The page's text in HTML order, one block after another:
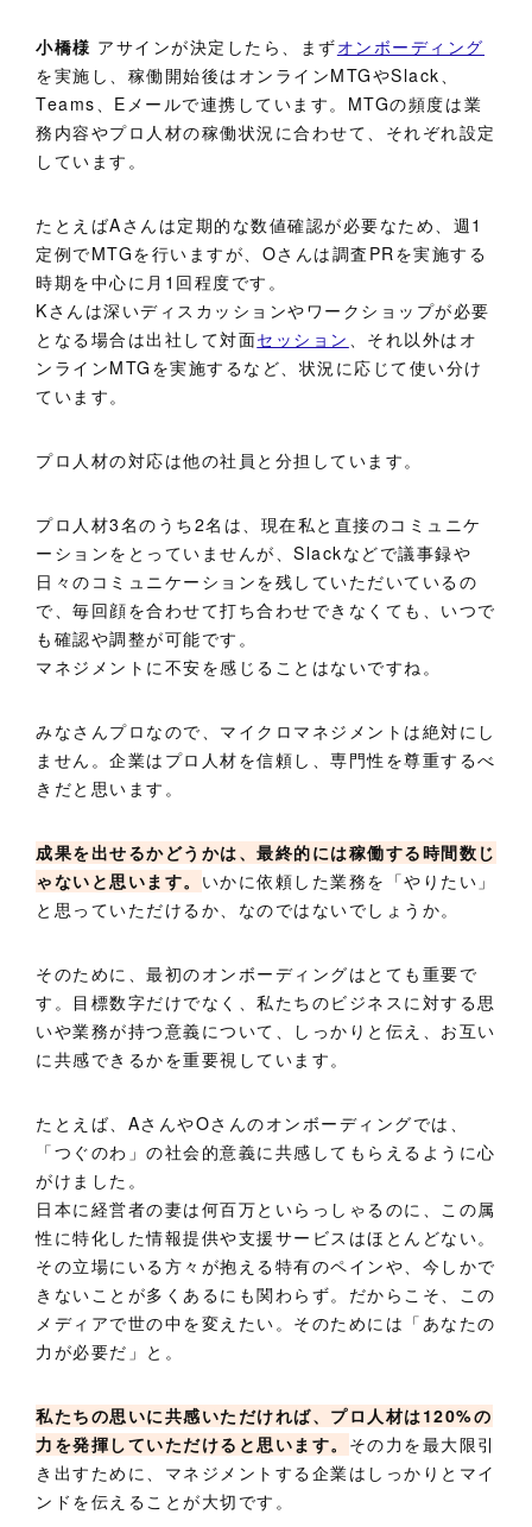
小橋様 アサインが決定したら、まずオンボーディング
を実施し、稼働開始後はオンラインMTGやSlack、
Teams、Eメールで連携しています。MTGの頻度は業
務内容やプロ人材の稼働状況に合わせて、それぞれ設定
しています。
たとえばAさんは定期的な数値確認が必要なため、週1
定例でMTGを行いますが、Oさんは調査PRを実施する
時期を中心に月1回程度です。
Kさんは深いディスカッションやワークショップが必要
となる場合は出社して対面セッション 、それ以外はオ
ンラインMTGを実施するなど、状況に応じて使い分け
ています。
プロ人材の対応は他の社員と分担しています。
プロ人材3名のうち2名は、現在私と直接のコミュニケ
ーションをとっていませんが、Slackなどで議事録や
日々のコミュニケーションを残していただいているの
で、毎回顔を合わせて打ち合わせできなくても、いつで
も確認や調整が可能です。
マネジメントに不安を感じることはないですね。
みなさんプロなので、マイクロマネジメントは絶対にし
ません。企業はプロ人材を信頼し、専門性を尊重するべ
きだと思います。
成果を出せるかどうかは、最終的には稼働する時間数じ
ゃないと思います。 いかに依頼した業務を「やりたい」
と思っていただけるか、なのではないでしょうか。
そのために、最初のオンボーディングはとても重要で
す。目標数字だけでなく、私たちのビジネスに対する思
いや業務が持つ意義について、しっかりと伝え、お互い
に共感できるかを重要視しています。
たとえば、AさんやOさんのオンボーディングでは、
「つぐのわ」の社会的意義に共感してもらえるように心
がけました。
日本に経営者の妻は何百万といらっしゃるのに、この属
性に特化した情報提供や支援サービスはほとんどない。
その立場にいる方々が抱える特有のペインや、今しかで
きないことが多くあるにも関わらず。だからこそ、この
メディアで世の中を変えたい。そのためには「あなたの
力が必要だ」と。
私たちの思いに共感いただければ、プロ人材は120%の
力を発揮していただけると思います。 その力を最大限引
き出すために、マネジメントする企業はしっかりとマイ
ンドを伝えることが大切です。